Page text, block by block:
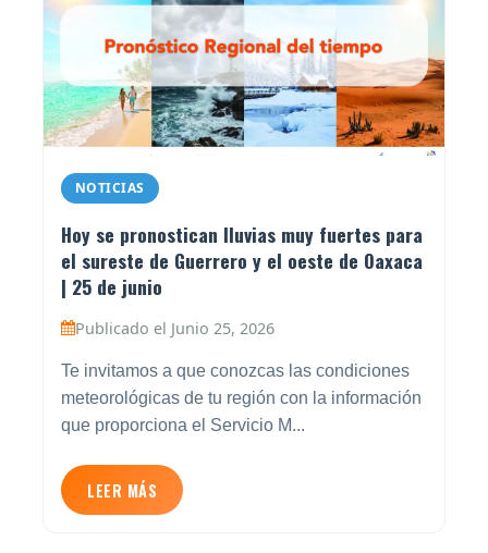
NOTICIAS
Hoy se pronostican lluvias muy fuertes para
el sureste de Guerrero y el oeste de Oaxaca
| 25 de junio
Publicado el Junio 25, 2026
Te invitamos a que conozcas las condiciones
meteorológicas de tu región con la información
que proporciona el Servicio M...
LEER MÁS